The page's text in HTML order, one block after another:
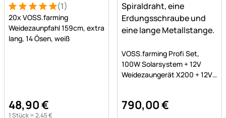
Bewertung: 5 von 5 (1 Bewertungen)
1 Bewertung (1)
20x VOSS.farming
Weidezaunpfahl 159cm, extra
lang, 14 Ösen, weiß
48,90€
1 Stück =2,45€
VOSS.farming Profi Set,
100W Solarsystem + 12V
Weidezaungerät X200 + 12V
790,00€